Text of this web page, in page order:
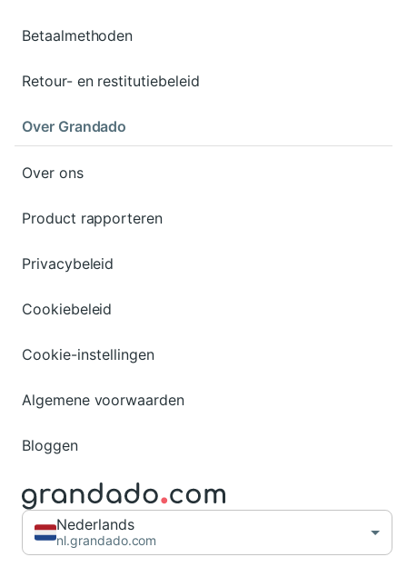
Betaalmethoden
Retour- en restitutiebeleid
Over Grandado
Over ons
Product rapporteren
Privacybeleid
Cookiebeleid
Cookie-instellingen
Algemene voorwaarden
Bloggen
Nederlands
nl.grandado.com